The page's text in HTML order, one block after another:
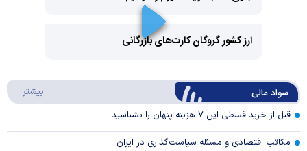
Play
Video
Video
ارز کشور گروگان کارت‌های بازرگانی
سواد مالی بیشتر
قبل از خرید قسطی این ۷ هزینه پنهان را بشناسید
مکاتب اقتصادی و مسئله سیاست‌گذاری در ایران